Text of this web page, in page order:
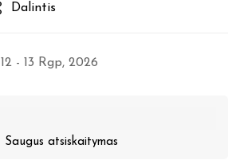
Dalintis
12 - 13 Rgp, 2026
Saugus atsiskaitymas